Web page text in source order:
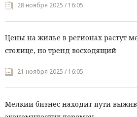
28 ноября 2025 / 16:05
Цены на жилье в регионах растут
столице, но тренд восходящий
21 ноября 2025 / 16:05
Мелкий бизнес находит пути